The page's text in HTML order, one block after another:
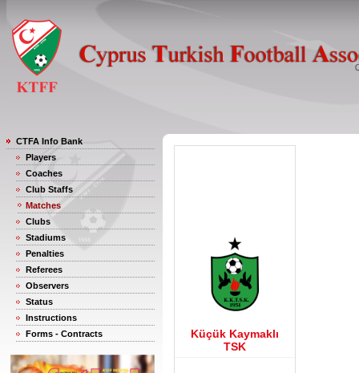
CTFA Info Bank
Players
Coaches
Club Staffs
Matches
Clubs
Stadiums
Penalties
Referees
Observers
Status
Instructions
Forms - Contracts
Küçük Kaymaklı
TSK